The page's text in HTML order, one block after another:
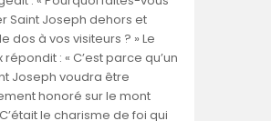
Saint Joseph dehors et
dos à vos visiteurs ? » Le
: « C’est parce qu’un
Joseph voudra être
honoré sur le mont
le charisme de foi qui